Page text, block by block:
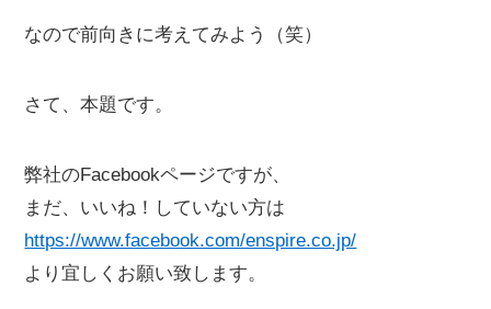
なので前向きに考えてみよう（笑）
さて、本題です。
弊社のFacebookページですが、
まだ、いいね！していない方は
https://www.facebook.com/enspire.co.jp/
より宜しくお願い致します。